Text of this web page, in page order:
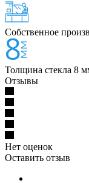
Собственное
Толщина стекла 8
Отзывы
Нет оценок
Оставить отзыв